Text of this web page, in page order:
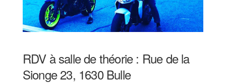
RDV à salle de théorie : Rue de la
Sionge 23, 1630 Bulle